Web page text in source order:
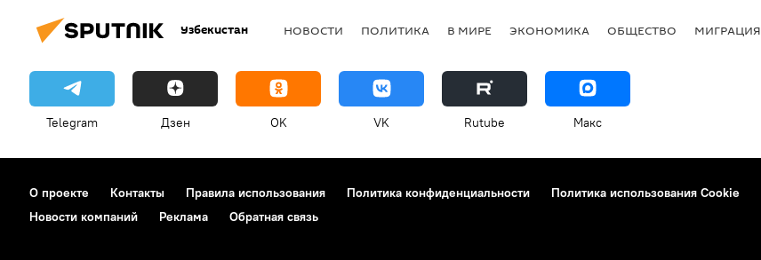
Узбекистан НОВОСТИ ПОЛИТИКА В МИРЕ ЭКОНОМИКА ОБЩЕСТВО МИГРАЦИЯ
Telegram Дзен OK VK Rutube Макс
О проекте Контакты Правила использования Политика конфиденциальности Политика использования Cookie
Новости компаний
Реклама Обратная связь